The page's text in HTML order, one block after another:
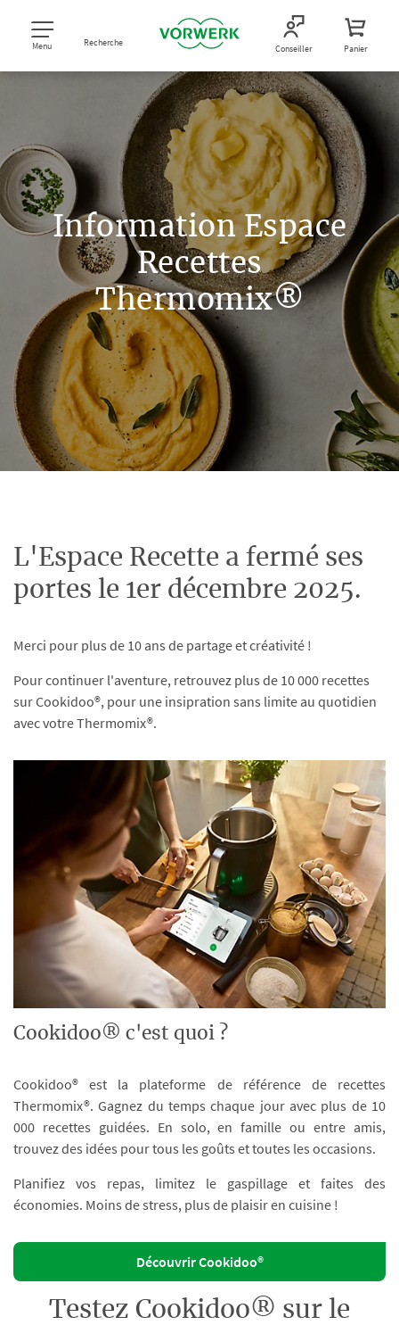
Menu Recherche Conseiller Panier
Information Espace
Recettes
Thermomix®
L'Espace Recette a fermé ses
portes le 1er décembre 2025.
Merci pour plus de 10 ans de partage et créativité !
Pour continuer l'aventure, retrouvez plus de 10 000 recettes
sur Cookidoo®, pour une insipration sans limite au quotidien
avec votre Thermomix®.
Cookidoo® c'est quoi ?
Cookidoo® est la plateforme de référence de recettes
Thermomix®. Gagnez du temps chaque jour avec plus de 10
000 recettes guidées. En solo, en famille ou entre amis,
trouvez des idées pour tous les goûts et toutes les occasions.
Planifiez vos repas, limitez le gaspillage et faites des
économies. Moins de stress, plus de plaisir en cuisine !
Découvrir Cookidoo®
Testez Cookidoo® sur le